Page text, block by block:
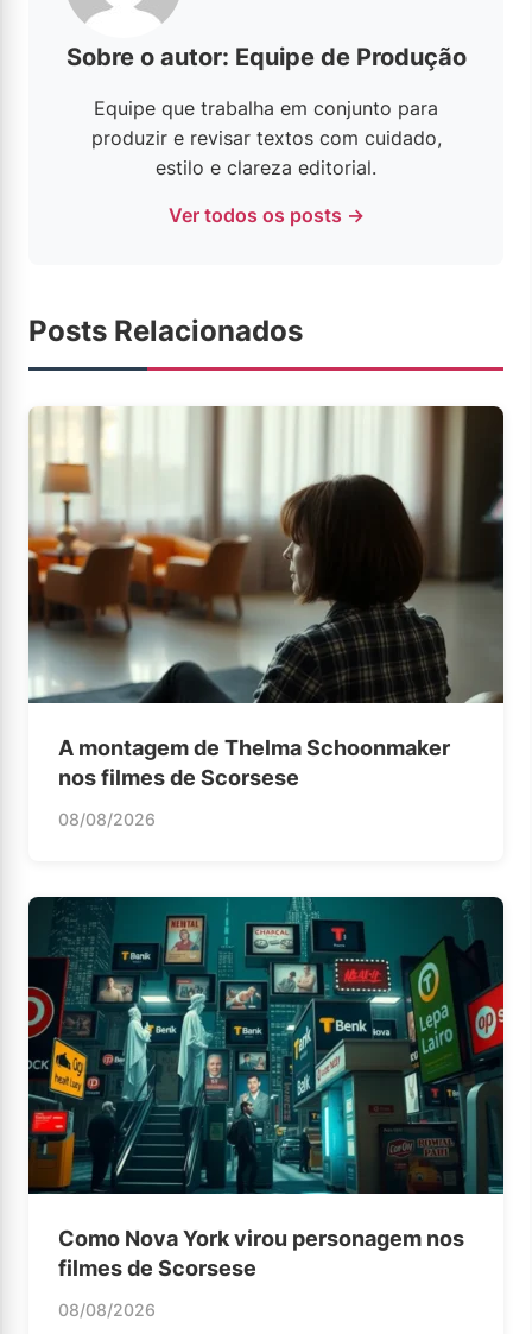
Sobre o autor: Equipe de Produção
Equipe que trabalha em conjunto para
produzir e revisar textos com cuidado,
estilo e clareza editorial.
Ver todos os posts →
Posts Relacionados
A montagem de Thelma Schoonmaker
nos filmes de Scorsese
08/08/2026
Como Nova York virou personagem nos
filmes de Scorsese
08/08/2026